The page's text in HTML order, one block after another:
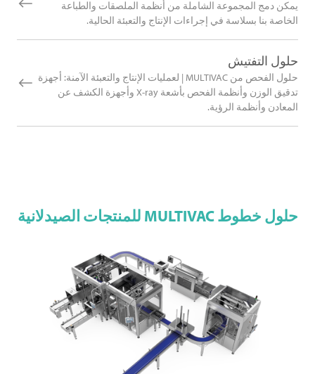
يمكن دمج المجموعة الشاملة من أنظمة الملصقات والطباعة
الخاصة بنا بسلاسة في إجراءات الإنتاج والتعبئة الحالية.
حلول التفتيش
حلول الفحص من MULTIVAC | لعمليات الإنتاج والتعبئة الآمنة: أجهزة
تدقيق الوزن وأنظمة الفحص بأشعة X-ray وأجهزة الكشف عن
المعادن وأنظمة الرؤية.
حلول خطوطMULTIVAC للمنتجات الصيدلانية